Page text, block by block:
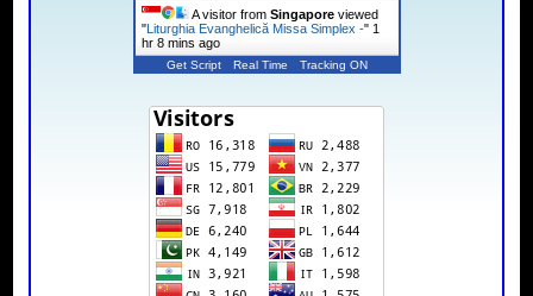
A visitor from Singaporeviewed
"Liturghia Evanghelică Missa Simplex -" 1
hr 8 mins ago
Get Script Real Time Tracking ON